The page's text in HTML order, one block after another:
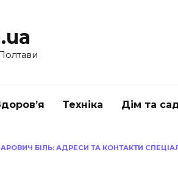
Техніка Дім та
БІЛЬ: АДРЕСИ ТА КОНТАКТИ